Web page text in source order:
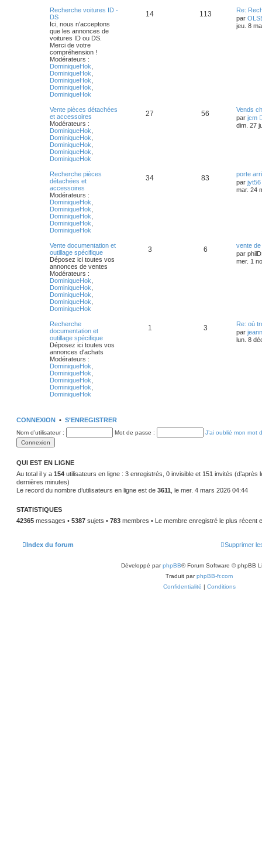
Recherche voitures ID -
DS
Ici, nous n'acceptons
que les annonces de
voitures ID ou DS.
Merci de votre
compréhension !
Modérateurs :
DominiqueHok
DominiqueHok
DominiqueHok
DominiqueHok
DominiqueHok
14 113
Re:
par
jeu. 8
Vente pièces détachées
et accessoires
Modérateurs :
DominiqueHok
DominiqueHok
DominiqueHok
DominiqueHok
DominiqueHok
27 56
Vends
par jcm
dim. 27
Recherche pièces
détachées et
accessoires
Modérateurs :
DominiqueHok
DominiqueHok
DominiqueHok
DominiqueHok
DominiqueHok
34 83
porte
par jyt56
mar. 24
Vente documentation et
outillage spécifique
Déposez ici toutes vos
annonces de ventes
Modérateurs :
DominiqueHok
DominiqueHok
DominiqueHok
DominiqueHok
DominiqueHok
3 6
vente
par
mer. 1
Recherche
documentation et
outillage spécifique
Déposez ici toutes vos
annonces d'achats
Modérateurs :
DominiqueHok
DominiqueHok
DominiqueHok
DominiqueHok
DominiqueHok
1 3
Re: où
par
lun. 8
CONNEXION • S’ENREGISTRER
Nom d’utilisateur : Mot de passe : J’ai oublié mon mot
QUI EST EN LIGNE
Au total il y a 154 utilisateurs en ligne : 3 enregistrés, 0 invisible et 151 invités (d’après
dernières minutes)
Le record du nombre d’utilisateurs en ligne est de 3611 , le mer. 4 mars 2026 04:44
STATISTIQUES
42365 messages • 5387 sujets • 783 membres • Le membre enregistré le plus récent
Index du forum Supprimer
Développé parphpBB® Forum Software © phpBB
Traduit parphpBB-fr.com
Confidentialité | Conditions